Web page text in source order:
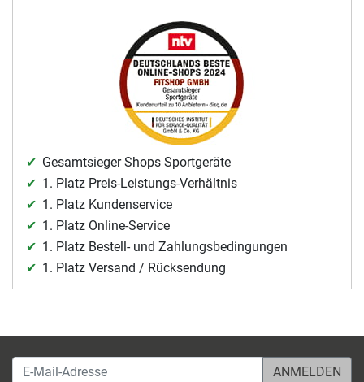
Gesamtsieger Shops Sportgeräte
1. Platz Preis-Leistungs-Verhältnis
1. Platz Kundenservice
1. Platz Online-Service
1. Platz Bestell- und Zahlungsbedingungen
1. Platz Versand / Rücksendung
E-Mail-Adresse